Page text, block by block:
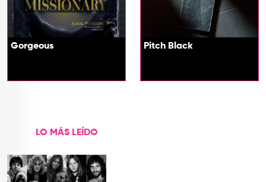
Gorgeous Pitch Black
LO MÁS LEÍDO